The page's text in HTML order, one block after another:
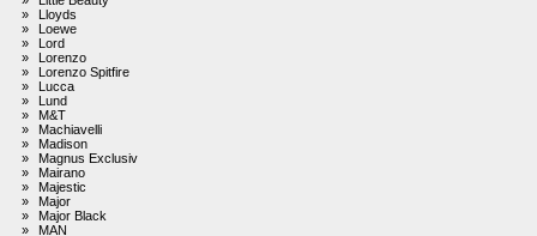
»
Lloyds
»
Loewe
»
Lord
»
Lorenzo
»
Lorenzo Spitfire
»
Lucca
»
Lund
»
M&T
»
Machiavelli
»
Madison
»
Magnus Exclusiv
»
Mairano
»
Majestic
»
Major
»
Major Black
»
MAN